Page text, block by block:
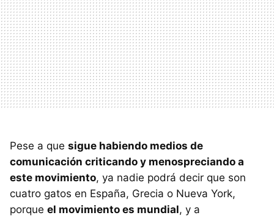
Pese a que sigue habiendo medios de
comunicación criticando y menospreciando a
este movimiento, ya nadie podrá decir que son
cuatro gatos en España, Grecia o Nueva York,
porque el movimiento es mundial, y a